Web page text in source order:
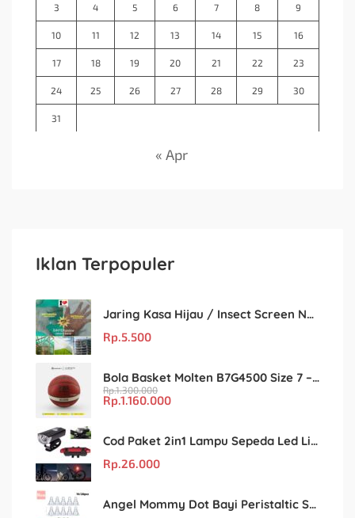
3 4 5 6 7 8 9
10 11 12 13 14 15 16
17 18 19 20 21 22 23
24 25 26 27 28 29 30
31
« Apr
Iklan Terpopuler
Jaring Kasa Hijau / Insect Screen Net – Kualitas Terjamin & Harga Eceran Terjangkau
Rp.5.500
Bola Basket Molten B7G4500 Size 7 – Resmi FIBA & IBL
Rp.1.300.000
Rp.1.160.000
Cod Paket 2in1 Lampu Sepeda Led Light Depan Dan Belakang Rechargeable
Rp.26.000
Angel Mommy Dot Bayi Peristaltic S/M/L/X-Cut / Puting Lebar Buram 10pcs